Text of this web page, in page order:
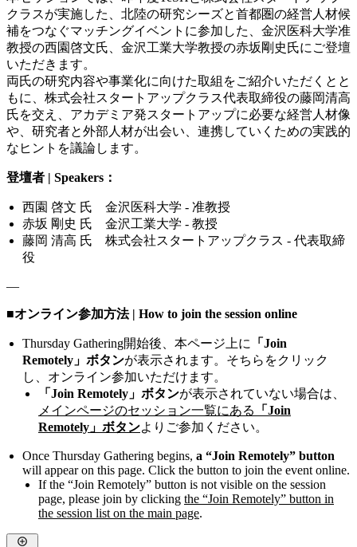
クラスが実施した、北陸の研究シーズと首都圏の経営人材候
補をつなぐマッチングイベントに参加した、金沢医科大学准
教授の西園啓文氏、金沢工業大学教授の赤坂剛史氏にご登壇
いただきます。
両氏の研究内容や事業化に向けた取組をご紹介いただくとと
もに、株式会社スタートアップクラス代表取締役の藤岡清高
氏を交え、アカデミア発スタートアップに必要な経営人材像
や、研究者と外部人材が出会い、連携していくための実践的
なヒントを議論します。
登壇者 | Speakers：
西園 啓文 氏 金沢医科大学 - 准教授
赤坂 剛史 氏 金沢工業大学 - 教授
藤岡 清高 氏 株式会社スタートアップクラス - 代表取締
役
—
■オンライン参加方法 | How to join the session online
Thursday Gathering開始後、本ページ上に
「Join
Remotely」ボタンが表示されます。そちらをクリック
し、オンライン参加いただけます。
「Join Remotely」ボタンが表示されていない場合は、
メインページのセッション一覧にある
「Join
Remotely」ボタンよりご参加ください。
Once Thursday Gathering begins, a “Join Remotely” button
will appear on this page. Click the button to join the event online.
If the “Join Remotely” button is not visible on the session
page, please join by clicking the “Join Remotely” button in
the session list on the main page.